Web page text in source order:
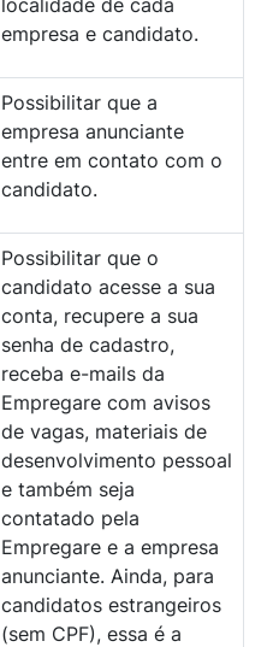
localidade de cada
empresa e candidato.
Possibilitar que a
empresa anunciante
entre em contato com o
candidato.
Possibilitar que o
candidato acesse a sua
conta, recupere a sua
senha de cadastro,
receba e-mails da
Empregare com avisos
de vagas, materiais de
desenvolvimento pessoal
e também seja
contatado pela
Empregare e a empresa
anunciante. Ainda, para
candidatos estrangeiros
(sem CPF), essa é a